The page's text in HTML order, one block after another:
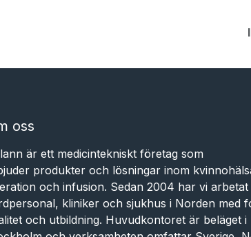
oss
är ett medicintekniskt företag som
produkter och lösningar inom
och infusion. Sedan 2004 har vi
kliniker och sjukhus i Norden med
och utbildning. Huvudkontoret är beläget i